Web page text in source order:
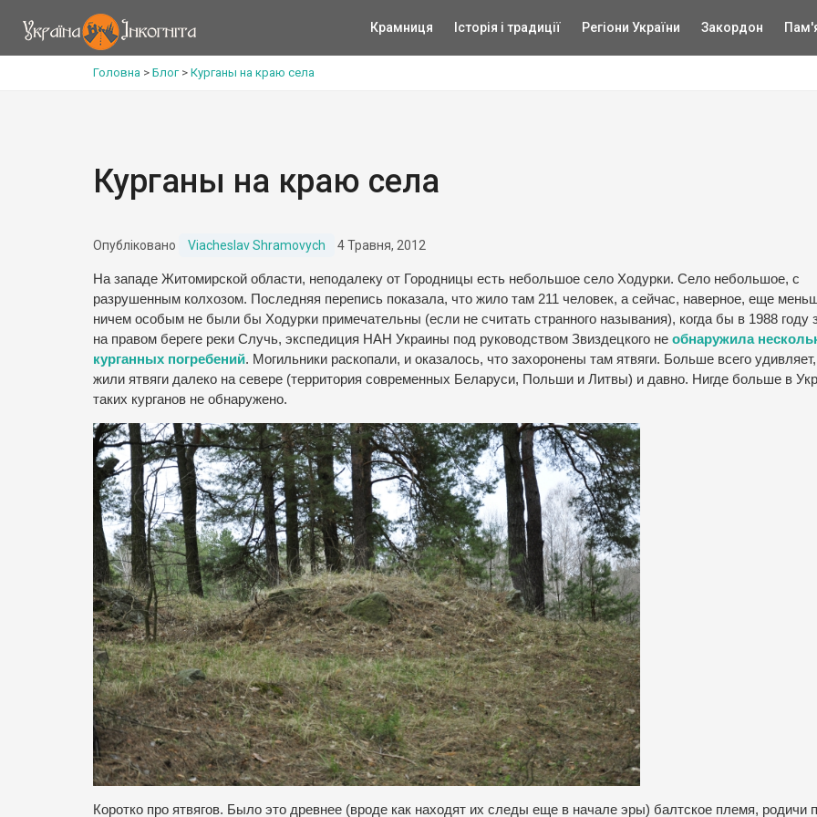
Крамниця Історія і традиції Регіони України Закордон
Головна > Блог> Курганы на краю села
Курганы на краю села
Опубліковано Viacheslav Shramovych 4 Травня, 2012
На западе Житомирской области, неподалеку от Городницы есть небольшое село Ходурки. Село небольшое, с
разрушенным колхозом. Последняя перепись показала, что жило там 211 человек, а сейчас, наверное, еще
ничем особым не были бы Ходурки примечательны (если не считать странного называния), когда бы в 1988 году
на правом береге реки Случь, экспедиция НАН Украины под руководством Звиздецкого не обнаружила
курганных погребений. Могильники раскопали, и оказалось, что захоронены там ятвяги. Больше всего
жили ятвяги далеко на севере (территория современных Беларуси, Польши и Литвы) и давно. Нигде больше в
таких курганов не обнаружено.
Коротко про ятвягов. Было это древнее (вроде как находят их следы еще в начале эры) балтское племя, родичи